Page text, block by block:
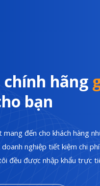
hãng
bạn
mang đến cho khách hàng
nghiệp tiết kiệm chi
đều được nhập khẩu trực